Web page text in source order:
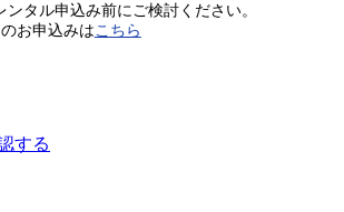
ンタル申込み前にご検討ください。
お申込みは こちら
する